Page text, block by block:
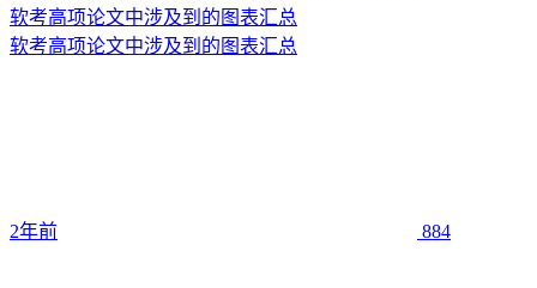
软考高项论文中涉及到的图表汇总
软考高项论文中涉及到的图表汇总
2年前 884